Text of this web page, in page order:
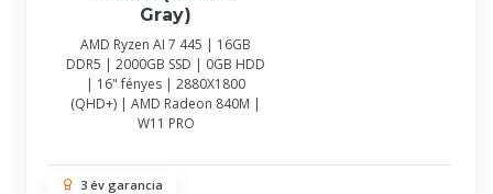
Gray)
AMD Ryzen AI 7 445 | 16GB
DDR5 | 2000GB SSD | 0GB HDD
| 16" fényes | 2880X1800
(QHD+) | AMD Radeon 840M |
W11 PRO
3 év garancia